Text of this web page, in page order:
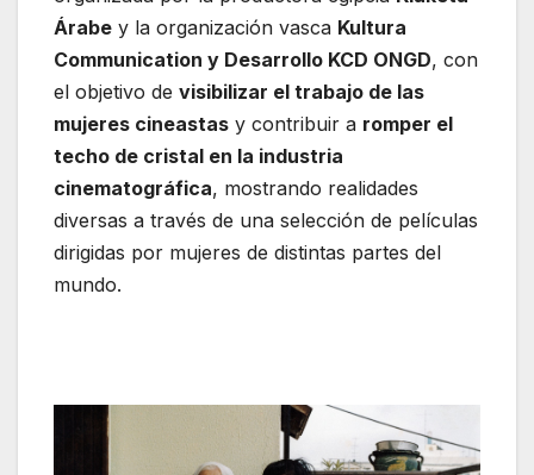
Árabe y la organización vasca Kultura
Communication y Desarrollo KCD ONGD, con
el objetivo de visibilizar el trabajo de las
mujeres cineastas y contribuir a romper el
techo de cristal en la industria
cinematográfica, mostrando realidades
diversas a través de una selección de películas
dirigidas por mujeres de distintas partes del
mundo.